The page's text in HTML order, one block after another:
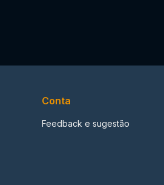
Conta
Feedback e sugestão